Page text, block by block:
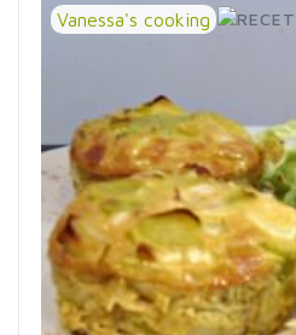
Vanessa's cooking